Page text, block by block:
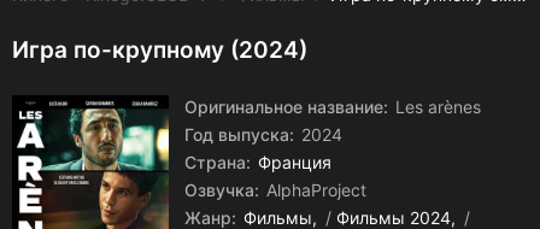
Игра по-крупному (2024)
Оригинальное название: Les arènes
Год выпуска: 2024
Страна: Франция
Озвучка: AlphaProject
Жанр: Фильмы / Фильмы 2024
/